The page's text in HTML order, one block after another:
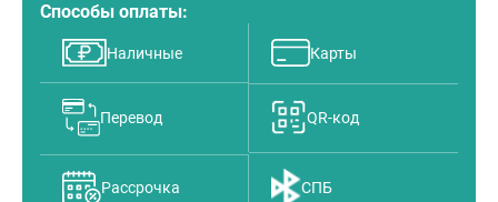
Способы оплаты:
Наличные Карты
Перевод QR-код
Рассрочка СПБ